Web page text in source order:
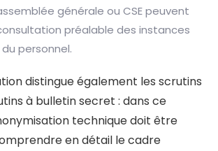
générale ou CSE peuvent
préalable des instances
personnel.
distingue également les scrutins
à bulletin secret : dans ce
technique doit être
en détail le cadre